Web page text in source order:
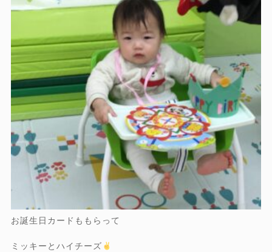
お誕生日カードももらって
ミッキーとハイチーズ